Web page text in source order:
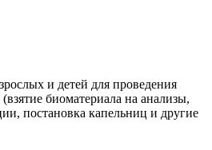
и детей для проведения
биоматериала на анализы,
постановка капельниц и другие